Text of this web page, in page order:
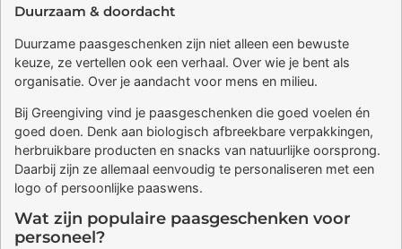
Duurzaam & doordacht
Duurzame paasgeschenken zijn niet alleen een bewuste
keuze, ze vertellen ook een verhaal. Over wie je bent als
organisatie. Over je aandacht voor mens en milieu.
Bij Greengiving vind je paasgeschenken die goed voelen én
goed doen. Denk aan biologisch afbreekbare verpakkingen,
herbruikbare producten en snacks van natuurlijke oorsprong.
Daarbij zijn ze allemaal eenvoudig te personaliseren met een
logo of persoonlijke paaswens.
Wat zijn populaire paasgeschenken voor
personeel?